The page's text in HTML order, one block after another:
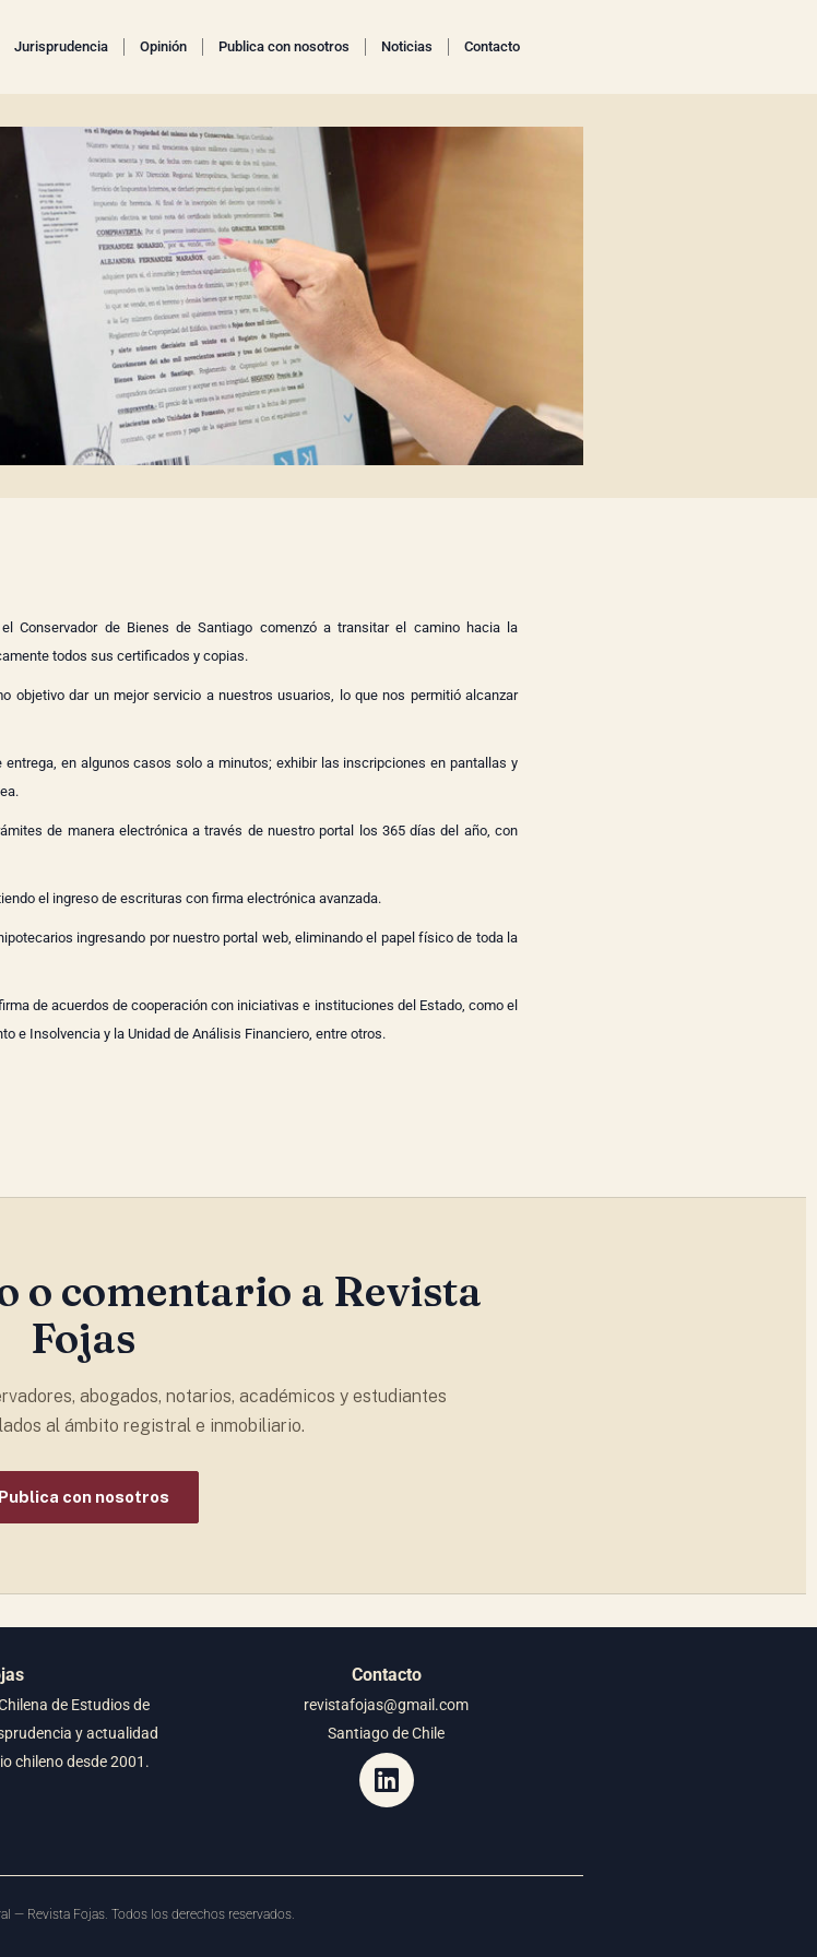
Jurisprudencia Opinión Publica con nosotros Noticias Contacto
Conservador de Bienes de Santiago comenzó a transitar el camino hacia la
todos sus certificados y copias.
objetivo dar un mejor servicio a nuestros usuarios, lo que nos permitió alcanzar
en algunos casos solo a minutos; exhibir las inscripciones en pantallas y
de manera electrónica a través de nuestro portal los 365 días del año, con
el ingreso de escrituras con firma electrónica avanzada.
ingresando por nuestro portal web, eliminando el papel físico de toda la
de acuerdos de cooperación con iniciativas e instituciones del Estado, como el
e Insolvencia y la Unidad de Análisis Financiero, entre otros.
o comentario a Revista
Fojas
abogados, notarios, académicos y estudiantes
al ámbito registral e inmobiliario.
Publica con nosotros
de Estudios de
y actualidad
chileno desde 2001.
Contacto
revistafojas@gmail.com
Santiago de Chile
— Revista Fojas. Todos los derechos reservados.